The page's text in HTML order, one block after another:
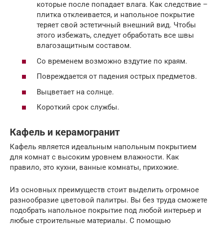
которые после попадает влага. Как следствие –
плитка отклеивается, и напольное покрытие
теряет свой эстетичный внешний вид. Чтобы
этого избежать, следует обработать все швы
влагозащитным составом.
Со временем возможно вздутие по краям.
Повреждается от падения острых предметов.
Выцветает на солнце.
Короткий срок службы.
Кафель и керамогранит
Кафель является идеальным напольным покрытием
для комнат с высоким уровнем влажности. Как
правило, это кухни, ванные комнаты, прихожие.
Из основных преимуществ стоит выделить огромное
разнообразие цветовой палитры. Вы без труда сможете
подобрать напольное покрытие под любой интерьер и
любые строительные материалы. С помощью